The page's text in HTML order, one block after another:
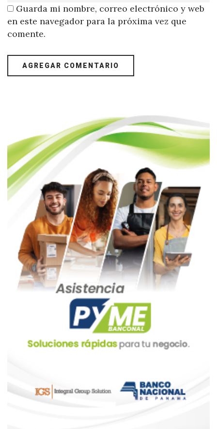
Guarda mi nombre, correo electrónico y web
en este navegador para la próxima vez que
comente.